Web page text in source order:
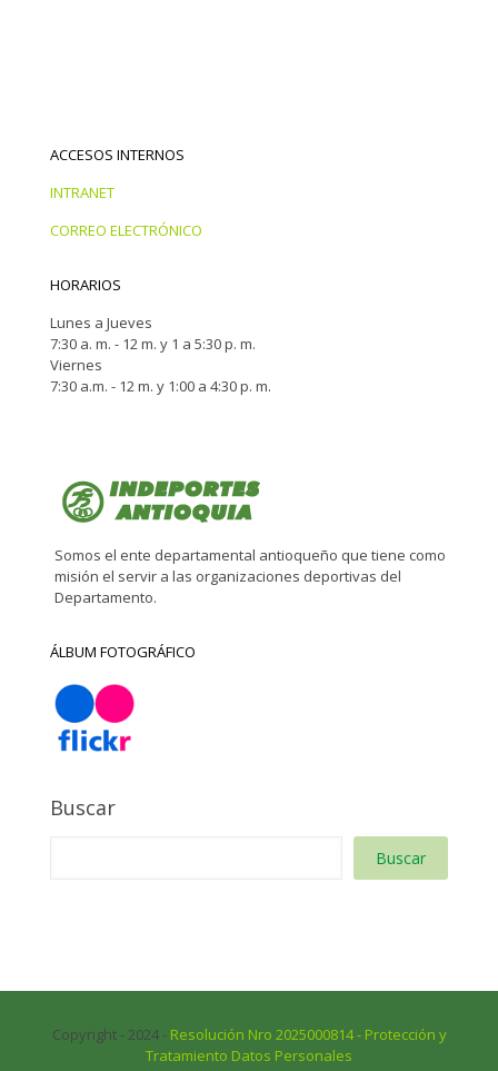
ACCESOS INTERNOS
INTRANET
CORREO ELECTRÓNICO
HORARIOS
Lunes a Jueves
7:30 a. m. - 12 m. y 1 a 5:30 p. m.
Viernes
7:30 a.m. - 12 m. y 1:00 a 4:30 p. m.
Somos el ente departamental antioqueño que tiene como
misión el servir a las organizaciones deportivas del
Departamento.
ÁLBUM FOTOGRÁFICO
Buscar
Buscar
Copyright - 2024 - Resolución Nro 2025000814 - Protección y
Tratamiento Datos Personales